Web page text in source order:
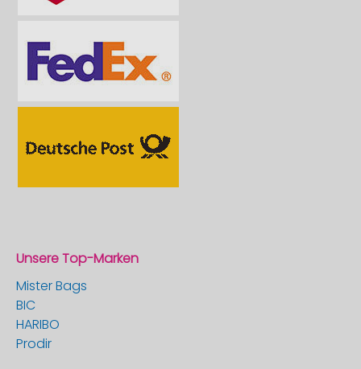
Unsere Top-Marken
Mister Bags
BIC
HARIBO
Prodir